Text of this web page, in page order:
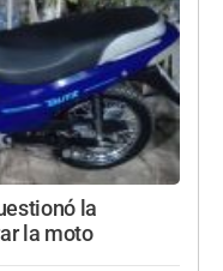
la
la moto